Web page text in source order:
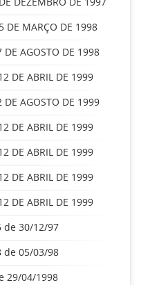
DE MARÇO DE 1998
DE AGOSTO DE 1998
DE ABRIL DE 1999
DE AGOSTO DE 1999
DE ABRIL DE 1999
DE ABRIL DE 1999
DE ABRIL DE 1999
DE ABRIL DE 1999
de 30/12/97
de 05/03/98
29/04/1998